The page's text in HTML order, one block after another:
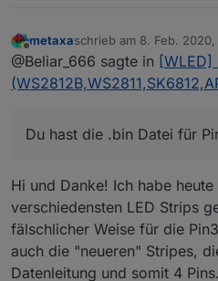
Offline
metaxaschrieb am 8. Feb. 2020,
zuletzt editiert von
@Beliar_666 sagte in [WLED]
Du hast die .bin Datei für
Hi und Danke! Ich habe
verschiedensten LED Strips
fälschlicher Weise für die
auch die "neueren" Stripes,
Datenleitung und somit 4